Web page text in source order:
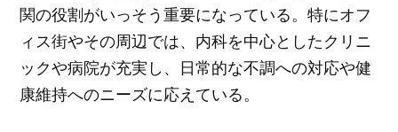
関の役割がいっそう重要になっている。特にオフ
ィス街やその周辺では、内科を中心としたクリニ
ックや病院が充実し、日常的な不調への対応や健
康維持へのニーズに応えている。